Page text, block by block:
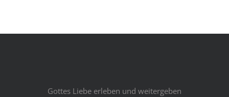
Gottes Liebe erleben und weitergeben